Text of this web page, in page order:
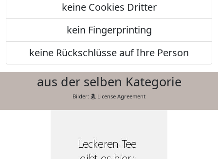
keine Cookies Dritter
kein Fingerprinting
keine Rückschlüsse auf Ihre Person
aus der selben Kategorie
Bilder: License Agreement